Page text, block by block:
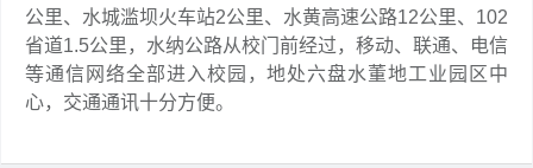
公里、水城滥坝火车站2公里、水黄高速公路12公里、102
省道1.5公里，水纳公路从校门前经过，移动、联通、电信
等通信网络全部进入校园，地处六盘水董地工业园区中
心，交通通讯十分方便。